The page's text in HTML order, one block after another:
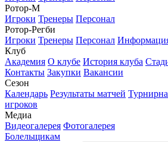
Ротор-М
Игроки Тренеры Персонал
Ротор-Регби
Игроки Тренеры Персонал
Клуб
Академия О клубе История клуба
Контакты Закупки Вакансии
Сезон
Календарь Результаты матчей
игроков
Медиа
Видеогалерея Фотогалерея
Болельщикам